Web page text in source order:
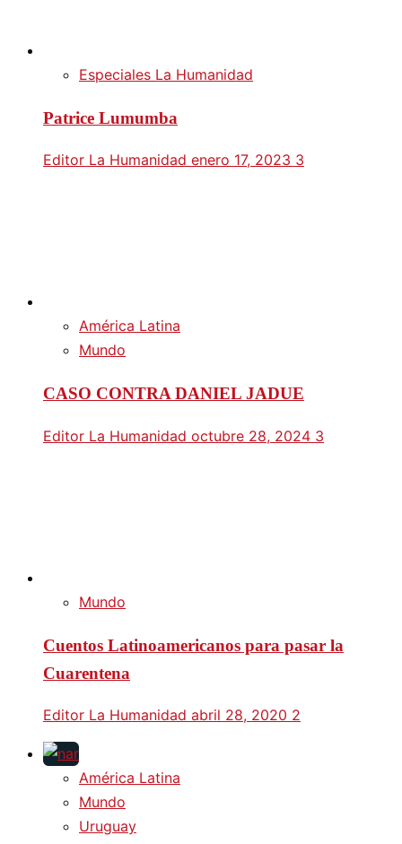
Especiales La Humanidad
Patrice Lumumba
Editor La Humanidad enero 17, 2023 3
América Latina
Mundo
CASO CONTRA DANIEL JADUE
Editor La Humanidad octubre 28, 2024 3
Mundo
Cuentos Latinoamericanos para pasar la
Cuarentena
Editor La Humanidad abril 28, 2020 2
América Latina
Mundo
Uruguay